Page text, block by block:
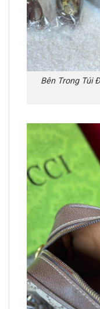
Bên Trong Túi